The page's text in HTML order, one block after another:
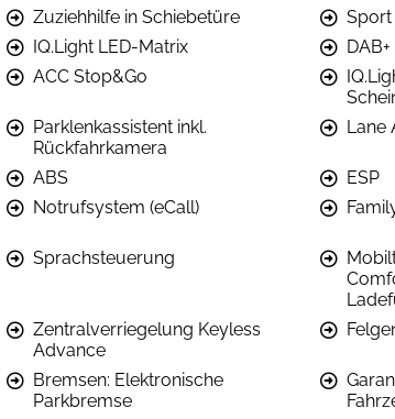
Zuziehhilfe in Schiebetüre Sport
IQ.Light LED-Matrix DAB+
ACC Stop&Go
Parklenkassistent inkl.
Rückfahrkamera
Lane
ABS ESP
Notrufsystem (eCall)
Sprachsteuerung
Zentralverriegelung Keyless
Advance
Bremsen: Elektronische
Parkbremse